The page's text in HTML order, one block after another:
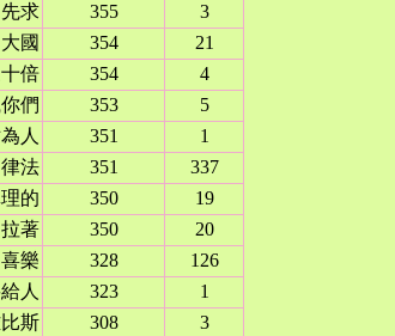
先求
355
3
大國
354
21
倍
354
4
們
353
5
人
351
1
律法
351
337
的
350
19
拉著
350
20
喜樂
328
126
人
323
1
斯
308
3